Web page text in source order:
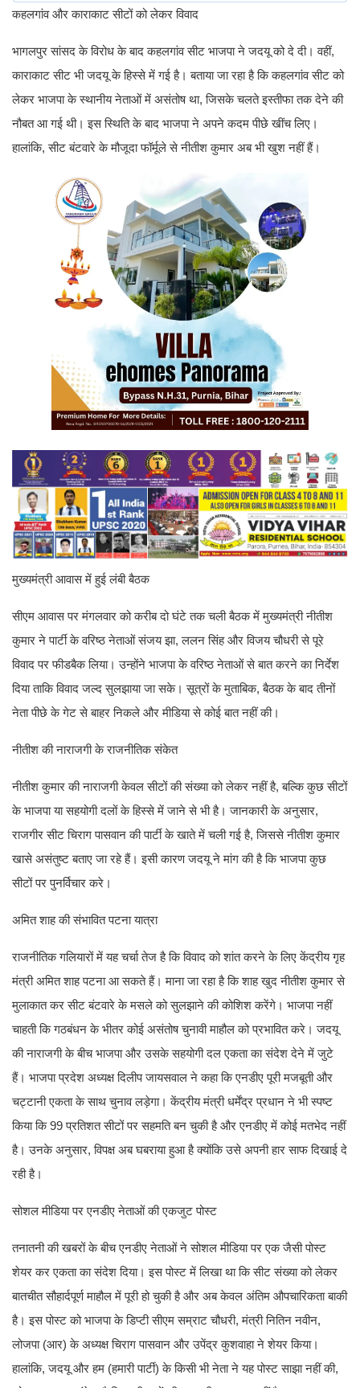
कहलगांव और काराकाट सीटों को लेकर विवाद
भागलपुर सांसद के विरोध के बाद कहलगांव सीट भाजपा ने जदयू को दे दी। वहीं,
काराकाट सीट भी जदयू के हिस्से में गई है। बताया जा रहा है कि कहलगांव सीट को
लेकर भाजपा के स्थानीय नेताओं में असंतोष था, जिसके चलते इस्तीफा तक देने की
नौबत आ गई थी। इस स्थिति के बाद भाजपा ने अपने कदम पीछे खींच लिए।
हालांकि, सीट बंटवारे के मौजूदा फॉर्मूले से नीतीश कुमार अब भी खुश नहीं हैं।
मुख्यमंत्री आवास में हुई लंबी बैठक
सीएम आवास पर मंगलवार को करीब दो घंटे तक चली बैठक में मुख्यमंत्री नीतीश
कुमार ने पार्टी के वरिष्ठ नेताओं संजय झा, ललन सिंह और विजय चौधरी से पूरे
विवाद पर फीडबैक लिया। उन्होंने भाजपा के वरिष्ठ नेताओं से बात करने का निर्देश
दिया ताकि विवाद जल्द सुलझाया जा सके। सूत्रों के मुताबिक, बैठक के बाद तीनों
नेता पीछे के गेट से बाहर निकले और मीडिया से कोई बात नहीं की।
नीतीश की नाराजगी के राजनीतिक संकेत
नीतीश कुमार की नाराजगी केवल सीटों की संख्या को लेकर नहीं है, बल्कि कुछ सीटों
के भाजपा या सहयोगी दलों के हिस्से में जाने से भी है। जानकारी के अनुसार,
राजगीर सीट चिराग पासवान की पार्टी के खाते में चली गई है, जिससे नीतीश कुमार
खासे असंतुष्ट बताए जा रहे हैं। इसी कारण जदयू ने मांग की है कि भाजपा कुछ
सीटों पर पुनर्विचार करे।
अमित शाह की संभावित पटना यात्रा
राजनीतिक गलियारों में यह चर्चा तेज है कि विवाद को शांत करने के लिए केंद्रीय गृह
मंत्री अमित शाह पटना आ सकते हैं। माना जा रहा है कि शाह खुद नीतीश कुमार से
मुलाकात कर सीट बंटवारे के मसले को सुलझाने की कोशिश करेंगे। भाजपा नहीं
चाहती कि गठबंधन के भीतर कोई असंतोष चुनावी माहौल को प्रभावित करे। जदयू
की नाराजगी के बीच भाजपा और उसके सहयोगी दल एकता का संदेश देने में जुटे
हैं। भाजपा प्रदेश अध्यक्ष दिलीप जायसवाल ने कहा कि एनडीए पूरी मजबूती और
चट्टानी एकता के साथ चुनाव लड़ेगा। केंद्रीय मंत्री धर्मेंद्र प्रधान ने भी स्पष्ट
किया कि 99 प्रतिशत सीटों पर सहमति बन चुकी है और एनडीए में कोई मतभेद नहीं
है। उनके अनुसार, विपक्ष अब घबराया हुआ है क्योंकि उसे अपनी हार साफ दिखाई दे
रही है।
सोशल मीडिया पर एनडीए नेताओं की एकजुट पोस्ट
तनातनी की खबरों के बीच एनडीए नेताओं ने सोशल मीडिया पर एक जैसी पोस्ट
शेयर कर एकता का संदेश दिया। इस पोस्ट में लिखा था कि सीट संख्या को लेकर
बातचीत सौहार्दपूर्ण माहौल में पूरी हो चुकी है और अब केवल अंतिम औपचारिकता बाकी
है। इस पोस्ट को भाजपा के डिप्टी सीएम सम्राट चौधरी, मंत्री नितिन नवीन,
लोजपा (आर) के अध्यक्ष चिराग पासवान और उपेंद्र कुशवाहा ने शेयर किया।
हालांकि, जदयू और हम (हमारी पार्टी) के किसी भी नेता ने यह पोस्ट साझा नहीं की,